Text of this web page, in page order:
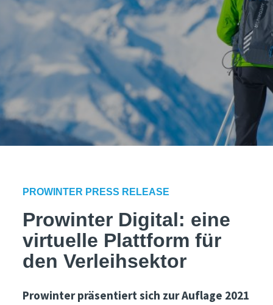
PROWINTER PRESS RELEASE
Prowinter Digital: eine
virtuelle Plattform für
den Verleihsektor
Prowinter präsentiert sich zur Auflage 2021